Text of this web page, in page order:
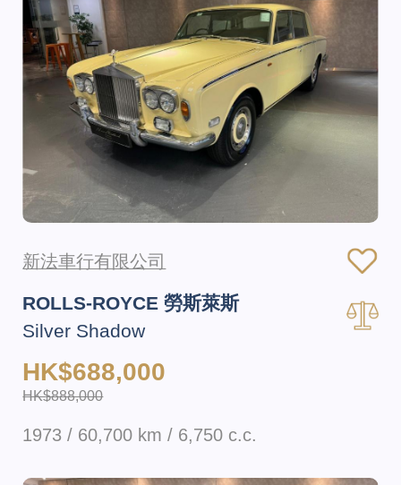
新法車行有限公司
ROLLS-ROYCE 勞斯萊斯
Silver Shadow
HK$688,000
HK$888,000
1973 / 60,700 km / 6,750 c.c.